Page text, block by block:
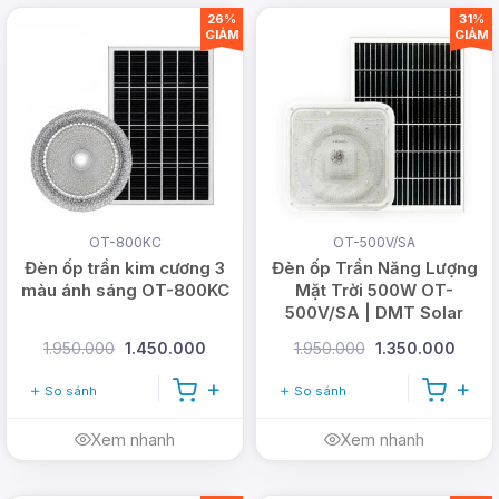
đèn
ø350xH60mm ø350xH60mm
Pin
lưu
18.000mAh 30.000mAh
Panel Poly 6V/18W Poly 6V/30W
Poly
tấm
năng
350*350*17mm 600*350*17mm
OT-800KC
Đèn ốp trần kim cương 3
màu ánh sáng OT-800KC
1.950.000 1.450.000
So sánh
Xem nhanh
26%
GIẢM
OT-500V/SA
Đèn ốp Trần Năng Lượng
Mặt Trời 500W OT-
500V/SA | DMT Solar
1.950.000 1.350.000
So sánh
Xem nhanh
31%
GIẢM